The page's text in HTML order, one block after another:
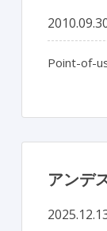
Point-of-
アンデ